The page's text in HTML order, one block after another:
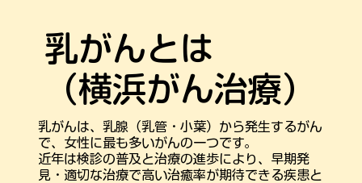
乳がんとは
（横浜がん治療）
乳がんは、乳腺（乳管・小葉）から発生するがん
で、女性に最も多いがんの一つです。
近年は検診の普及と治療の進歩により、早期発
見・適切な治療で高い治癒率が期待できる疾患と